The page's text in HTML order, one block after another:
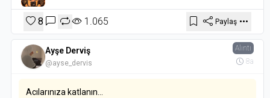
8 1.065 Paylaş
Ayşe Derviş
@ayse_dervis
Alıntı
8a
Acılarınıza katlanın…